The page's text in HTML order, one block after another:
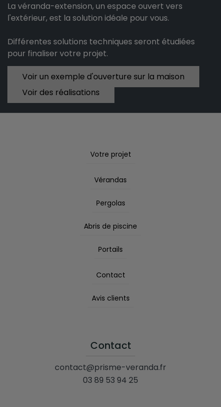
La véranda-extension, un espace ouvert vers
l'extérieur, est la solution idéale pour vous.
Différentes solutions techniques seront étudiées
pour finaliser votre projet.
Voir un exemple d'ouverture sur la maison
Voir des réalisations
Votre projet
Vérandas
Pergolas
Abris de piscine
Portails
Contact
Avis clients
Contact
contact@prisme-veranda.fr
03 89 53 94 25